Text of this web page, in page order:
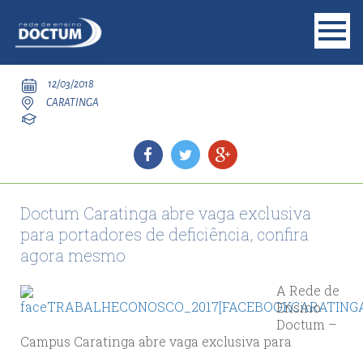
12/03/2018
CARATINGA
Doctum Caratinga abre vaga exclusiva
para portadores de deficiência, confira
agora mesmo
A Rede de
Ensino
Doctum –
Campus Caratinga abre vaga exclusiva para